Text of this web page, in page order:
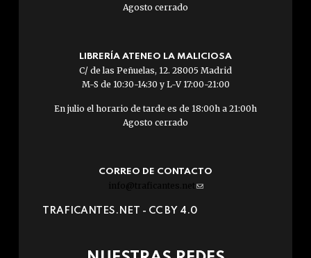
Agosto cerrado
LIBRERÍA ATENEO LA MALICIOSA
C/ de las Peñuelas, 12. 28005 Madrid
M-S de 10:30-14:30 y L-V 17:00-21:00
En julio el horario de tarde es de 18:00h a 21:00h
Agosto cerrado
CORREO DE CONTACTO
info@traficantes.net (link
e-
TRAFICANTES.NET - CC BY 4.0